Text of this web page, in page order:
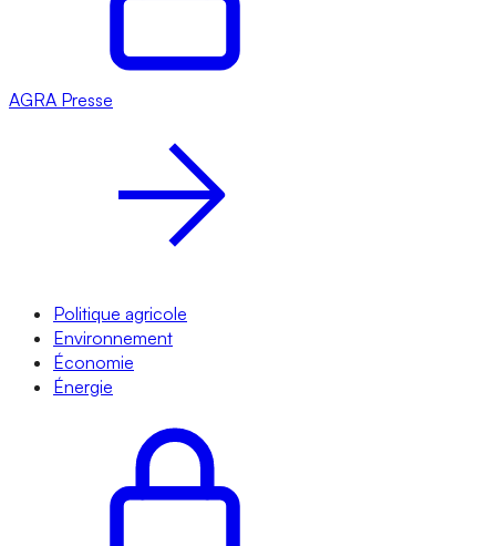
AGRA Presse
Politique agricole
Environnement
Économie
Énergie